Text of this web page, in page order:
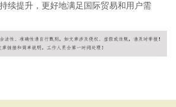
续提升，更好地满足国际贸易和用户需